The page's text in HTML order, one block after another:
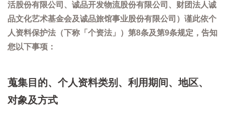
活股份有限公司、诚品开发物流股份有限公司、财团法人诚
品文化艺术基金会及诚品旅馆事业股份有限公司）谨此依个
人资料保护法（下称「个资法」）第8条及第9条规定，告知
您以下事项：
蒐集目的、个人资料类别、利用期间、地区、
对象及方式